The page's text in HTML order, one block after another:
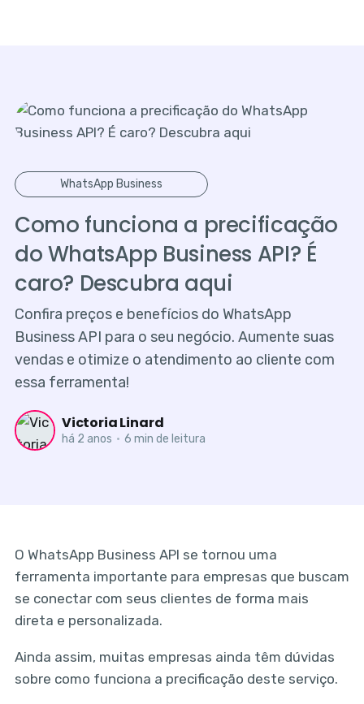
WhatsApp Business
Como funciona a precificação
do WhatsApp Business API? É
caro? Descubra aqui
Confira preços e benefícios do WhatsApp
Business API para o seu negócio. Aumente suas
vendas e otimize o atendimento ao cliente com
essa ferramenta!
Victoria Linard
há 2 anos • 6 min de leitura
O WhatsApp Business API se tornou uma
ferramenta importante para empresas que buscam
se conectar com seus clientes de forma mais
direta e personalizada.
Ainda assim, muitas empresas ainda têm dúvidas
sobre como funciona a precificação deste serviço.